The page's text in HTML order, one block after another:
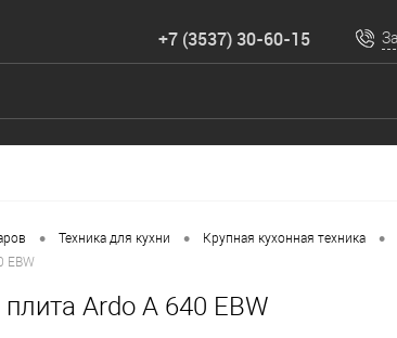
+7 (3537) 30-60-15
• Техника для кухни • Крупная кухонная техника •
EBW
Ardo A 640 EBW